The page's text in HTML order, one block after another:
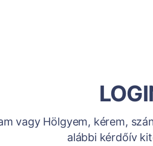
vagy Hölgyem, kérem,
alábbi kérdőív